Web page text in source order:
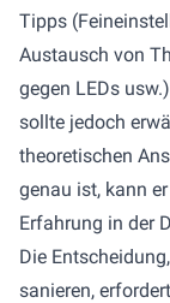
Tipps
Austausch von
gegen LEDs
sollte jedoch
theoretischen
genau ist, kann
Erfahrung in der
Die
sanieren,